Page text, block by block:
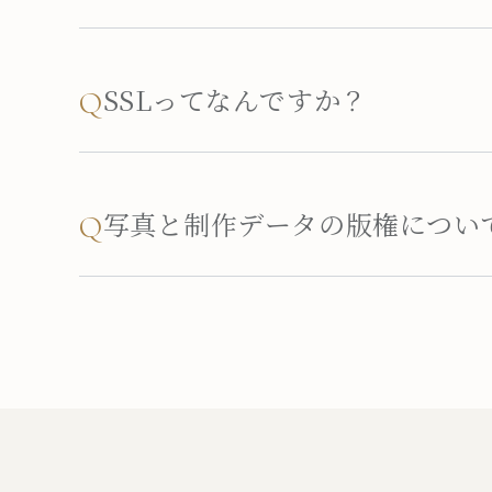
QSSLってなんですか？
Q写真と制作データの版権につい